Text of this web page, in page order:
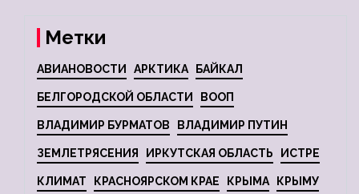
Метки
АВИАНОВОСТИ АРКТИКА БАЙКАЛ
БЕЛГОРОДСКОЙ ОБЛАСТИ ВООП
ВЛАДИМИР БУРМАТОВ ВЛАДИМИР ПУТИН
ЗЕМЛЕТРЯСЕНИЯ ИРКУТСКАЯ ОБЛАСТЬ ИСТРЕ
КЛИМАТ КРАСНОЯРСКОМ КРАЕ КРЫМА КРЫМУ